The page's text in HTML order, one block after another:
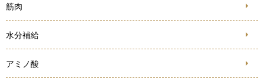
筋肉
水分補給
アミノ酸